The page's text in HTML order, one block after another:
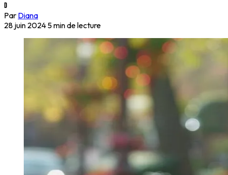
D
Par Diana
28 juin 2024 5 min de lecture